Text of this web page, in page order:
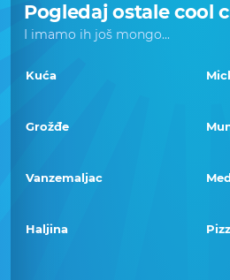
Pogledaj ostale cool
I imamo ih još mongo...
Kuća
Grožđe
Vanzemaljac
Haljina